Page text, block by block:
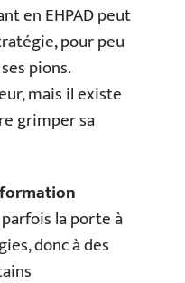
en EHPAD peut
pour peu
pions.
mais il existe
grimper sa
formation
la porte à
donc à des